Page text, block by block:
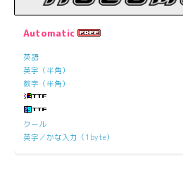
Automatic
英語
英字（半角）
数字（半角）
クール
英字／かな入力（1byte）